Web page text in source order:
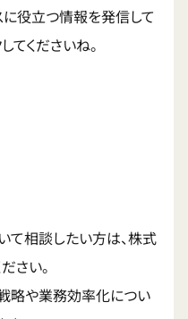
役立つ情報を発信して
てくださいね。
相談したい方は、株式
さい。
略や業務効率化につい